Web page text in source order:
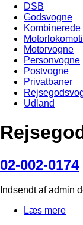
DSB
Godsvogne
Motorvogne
Personvogne
Postvogne
Privatbaner
Udland
02-002-0174
Indsendt afadmin
Læs mere